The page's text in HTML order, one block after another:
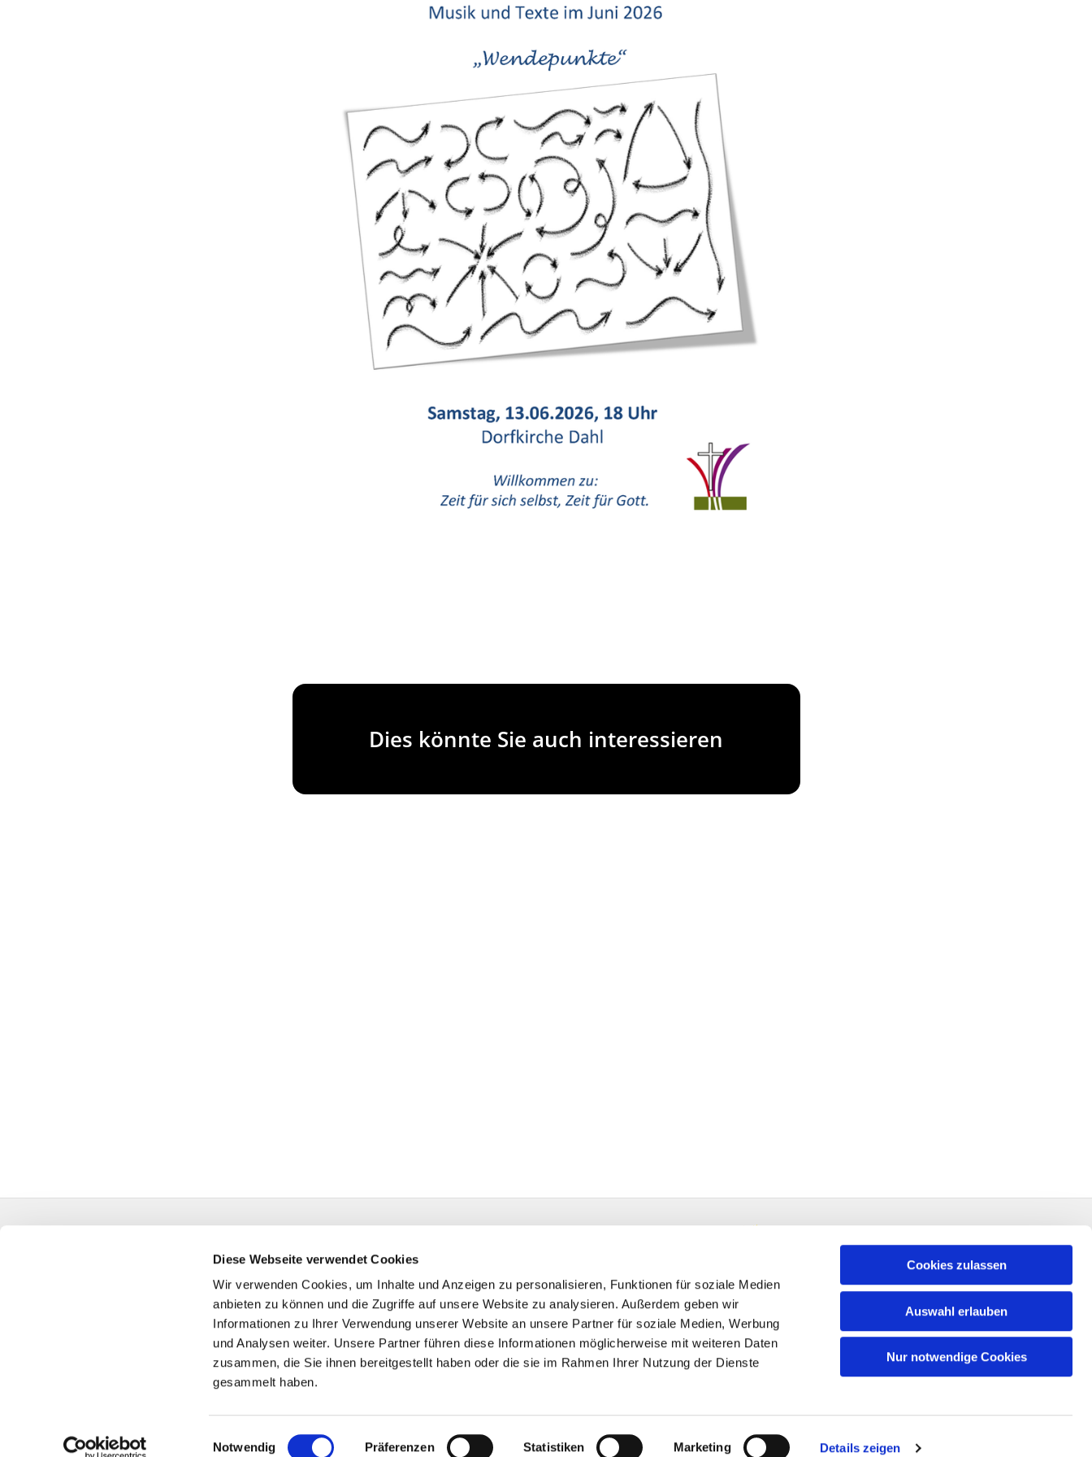
Diese Webseite verwendet Cookies
Wir verwenden Cookies, um Inhalte und Anzeigen zu personalisieren, Funktionen für soziale Medien
anbieten zu können und die Zugriffe auf unsere Website zu analysieren. Außerdem geben wir
Informationen zu Ihrer Verwendung unserer Website an unsere Partner für soziale Medien, Werbung
und Analysen weiter. Unsere Partner führen diese Informationen möglicherweise mit weiteren Daten
zusammen, die Sie ihnen bereitgestellt haben oder die sie im Rahmen Ihrer Nutzung der Dienste
gesammelt haben.
Einwilligungsauswahl
Notwendig Präferenzen Statistiken Marketing Details zeigen
Cookies zulassen
Auswahl erlauben
Nur notwendige Cookies
Dies könnte Sie auch interessieren
HA-KG-Hagen-Auferstehung@kk-ekvw.de